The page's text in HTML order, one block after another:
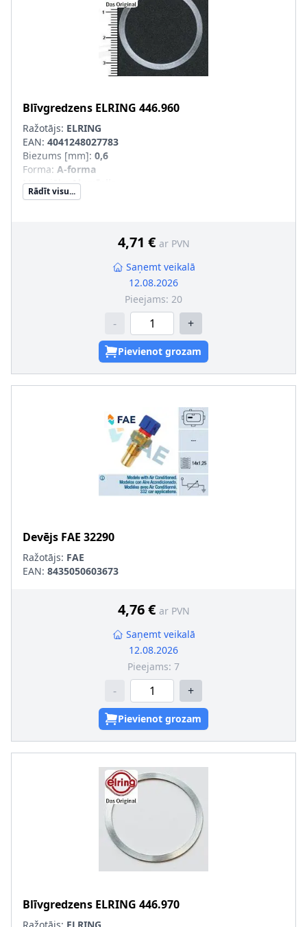
Blīvgredzens ELRING 446.960
Ražotājs: ELRING
EAN: 4041248027783
Biezums [mm]: 0,6
Forma: A-forma
Materiāls:Alumīnijs
Iekšējais diametrs [mm]
Rādīt visu...
4,71 € ar PVN
Saņemt veikalā
12.08.2026
Pieejams: 20
- +
Pievienot grozam
Devējs FAE 32290
Ražotājs: FAE
EAN: 8435050603673
4,76 € ar PVN
Saņemt veikalā
12.08.2026
Pieejams: 7
- +
Pievienot grozam
Blīvgredzens ELRING 446.970